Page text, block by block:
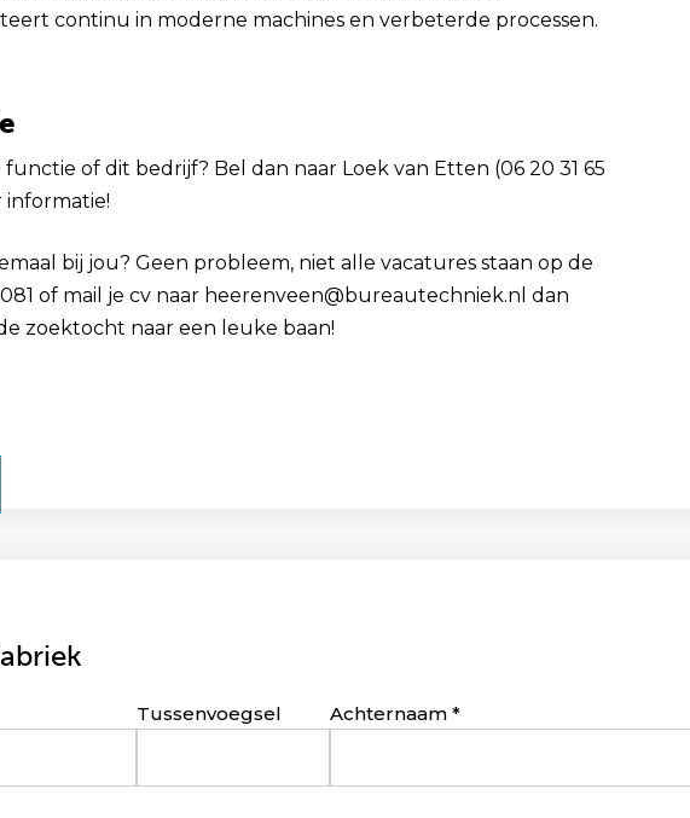
continu in moderne machines en verbeterde processen.
of dit bedrijf? Bel dan naar Loek van Etten (06 20 31 65
informatie!
bij jou? Geen probleem, niet alle vacatures staan op de
of mail je cv naar heerenveen@bureautechniek.nl dan
zoektocht naar een leuke baan!
Tussenvoegsel Achternaam